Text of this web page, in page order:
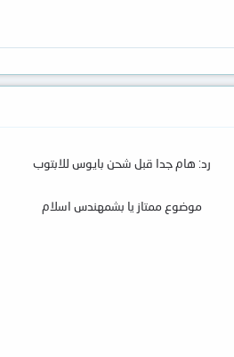
رد: هام جدا قبل شحن بايوس للابتوب
موضوع ممتاز يا بشمهندس اسلام